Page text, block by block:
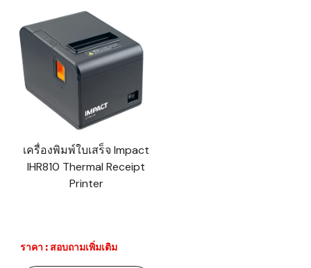
เครื่องพิมพ์ใบเสร็จ Impact
IHR810 Thermal Receipt
Printer
ราคา : สอบถามเพิ่มเติม